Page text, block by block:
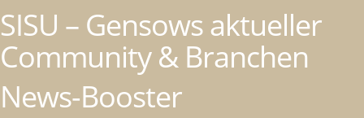
SISU – Gensows aktueller
Community & Branchen
News-Booster